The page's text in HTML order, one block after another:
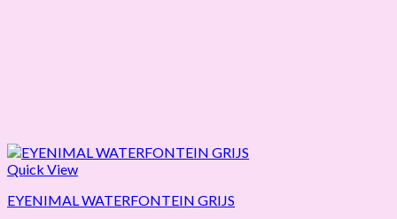
Quick View
EYENIMAL WATERFONTEIN GRIJS